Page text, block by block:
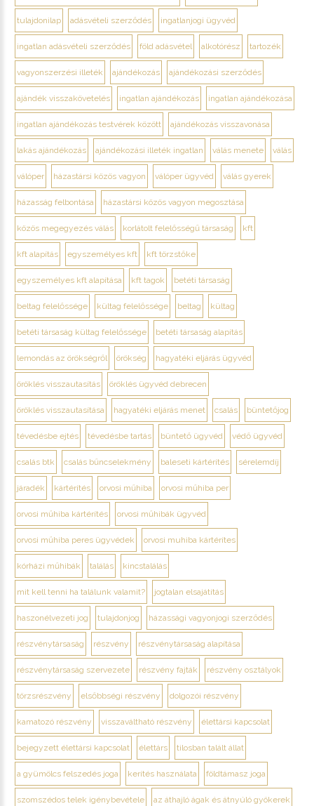
tulajdonilap adásvételi szerződés ingatlanjogi ügyvéd
ingatlan adásvételi szerződés föld adásvétel alkotórész tartozék
vagyonszerzési illeték ajándékozás ajándékozási szerződés
ajándék visszakövetelés ingatlan ajándékozás ingatlan ajándékozása
ingatlan ajándékozás testvérek között ajándékozás visszavonása
lakás ajándékozás ajándékozási illeték ingatlan válás menete válás
válóper házastársi közös vagyon válóper ügyvéd válás gyerek
házasság felbontása házastársi közös vagyon megosztása
közös megegyezés válás korlátolt felelősségű társaság kft
kft alapítás egyszemélyes kft kft törzstőke
egyszemélyes kft alapítása kft tagok betéti társaság
beltag felelőssége kültag felelőssége beltag kültag
betéti társaság kültag felelőssége betéti társaság alapítás
lemondás az örökségről örökség hagyatéki eljárás ügyvéd
öröklés visszautasítás öröklés ügyvéd debrecen
öröklés visszautasítása hagyatéki eljárás menet csalás büntetőjog
tévedésbe ejtés tévedésbe tartás büntető ügyvéd védő ügyvéd
csalás btk csalás bűncselekmény baleseti kártérítés sérelemdíj
járadék kártérítés orvosi műhiba orvosi műhiba per
orvosi műhiba kártérítés orvosi műhibák ügyvéd
orvosi műhiba peres ügyvédek orvosi muhiba kártérítes
kórházi műhibák találás kincstalálás
mit kell tenni ha találunk valamit? jogtalan elsajátítás
haszonélvezeti jog tulajdonjog házassági vagyonjogi szerződés
részvénytársaság részvény részvénytársaság alapítása
részvénytársaság szervezete részvény fajták részvény osztályok
törzsrészvény elsőbbségi részvény dolgozói részvény
kamatozó részvény visszaváltható részvény élettársi kapcsolat
bejegyzett élettársi kapcsolat élettárs tilosban talált állat
a gyümölcs felszedés joga kerítés használata földtámasz joga
szomszédos telek igénybevétele az áthajló ágak és átnyúló gyökerek